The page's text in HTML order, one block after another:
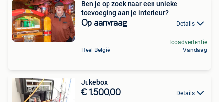
Ben je op zoek naar een unieke
toevoeging aan je interieur?
Op aanvraag Details
Heel België
Topadvertentie
Vandaag
Jukebox
€ 1.500,00 Details